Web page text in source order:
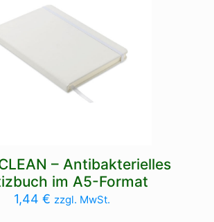
– Antibakterielles
im A5-Format
1,44 € zzgl. MwSt.